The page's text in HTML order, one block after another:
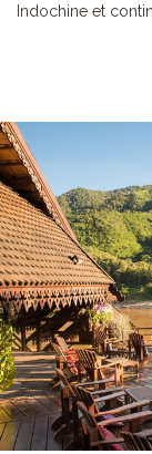
Indochine et